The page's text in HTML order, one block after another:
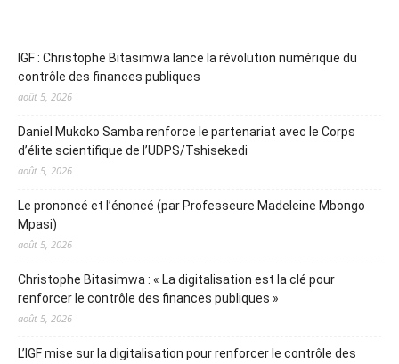
IGF : Christophe Bitasimwa lance la révolution numérique du
contrôle des finances publiques
août 5, 2026
Daniel Mukoko Samba renforce le partenariat avec le Corps
d’élite scientifique de l’UDPS/Tshisekedi
août 5, 2026
Le prononcé et l’énoncé (par Professeure Madeleine Mbongo
Mpasi)
août 5, 2026
Christophe Bitasimwa : « La digitalisation est la clé pour
renforcer le contrôle des finances publiques »
août 5, 2026
L’IGF mise sur la digitalisation pour renforcer le contrôle des